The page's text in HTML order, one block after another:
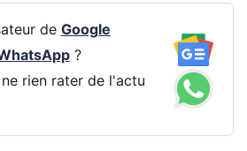
de Google
?
rien rater de l'actu